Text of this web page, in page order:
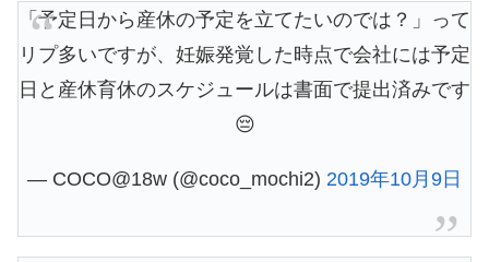
「予定日から産休の予定を立てたいのでは？」って
リプ多いですが、妊娠発覚した時点で会社には予定
日と産休育休のスケジュールは書面で提出済みです
😔
— COCO@18w (@coco_mochi2) 2019年10月9日